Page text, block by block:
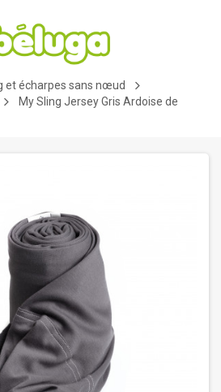
et écharpes sans nœud
My Sling Jersey Gris Ardoise de